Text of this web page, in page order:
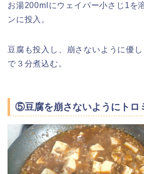
お湯200mlにウェイパー小さじ1を
ンに投入。
豆腐も投入し、崩さないように優
で３分煮込む。
⑤豆腐を崩さないようにトロ